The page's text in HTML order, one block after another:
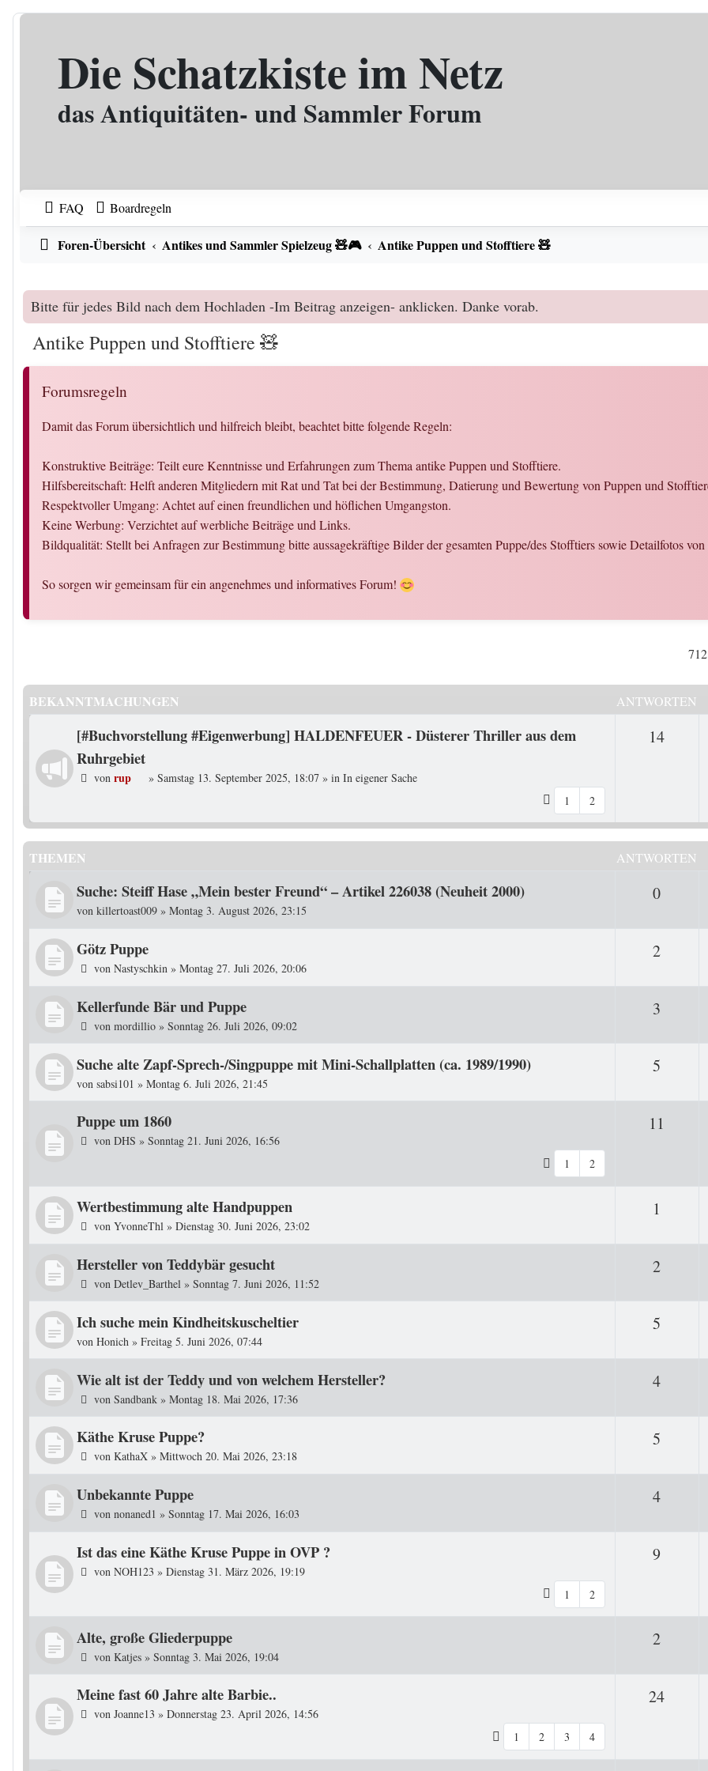
Zum Inhalt
Die Schatzkiste im Netz
das Antiquitäten- und Sammler Forum
FAQ Boardregeln
Foren-Übersicht Antikes und Sammler Spielzeug 🧸🎮 Antike Puppen und Stofftiere 🧸
Bitte für jedes Bild nach dem Hochladen -Im Beitrag anzeigen- anklicken. Danke vorab.
Antike Puppen und Stofftiere 🧸
Forumsregeln
Damit das Forum übersichtlich und hilfreich bleibt, beachtet bitte folgende Regeln:
Konstruktive Beiträge: Teilt eure Kenntnisse und Erfahrungen zum Thema antike Puppen und Stofftiere.
Hilfsbereitschaft: Helft anderen Mitgliedern mit Rat und Tat bei der Bestimmung, Datierung und Bewertung von Puppen und
Respektvoller Umgang: Achtet auf einen freundlichen und höflichen Umgangston.
Keine Werbung: Verzichtet auf werbliche Beiträge und Links.
Bildqualität: Stellt bei Anfragen zur Bestimmung bitte aussagekräftige Bilder der gesamten Puppe/des Stofftiers sowie Detailfotos
So sorgen wir gemeinsam für ein angenehmes und informatives Forum!
BEKANNTMACHUNGEN ANTWORTEN
[#Buchvorstellung #Eigenwerbung] HALDENFEUER - Düsterer Thriller aus dem
Ruhrgebiet
von rup » Samstag 13. September 2025, 18:07 » in In eigener Sache
1
2
14
THEMEN ANTWORTEN
Suche: Steiff Hase „Mein bester Freund“ – Artikel 226038 (Neuheit 2000)
von killertoast009 » Montag 3. August 2026, 23:15
0
Götz Puppe
von Nastyschkin » Montag 27. Juli 2026, 20:06
2
Kellerfunde Bär und Puppe
von mordillio » Sonntag 26. Juli 2026, 09:02
3
Suche alte Zapf-Sprech-/Singpuppe mit Mini-Schallplatten (ca. 1989/1990)
von sabsi101 » Montag 6. Juli 2026, 21:45
5
Puppe um 1860
von DHS » Sonntag 21. Juni 2026, 16:56
1
2
11
Wertbestimmung alte Handpuppen
von YvonneThl » Dienstag 30. Juni 2026, 23:02
1
Hersteller von Teddybär gesucht
von Detlev_Barthel » Sonntag 7. Juni 2026, 11:52
2
Ich suche mein Kindheitskuscheltier
von Honich » Freitag 5. Juni 2026, 07:44
5
Wie alt ist der Teddy und von welchem Hersteller?
von Sandbank » Montag 18. Mai 2026, 17:36
4
Käthe Kruse Puppe?
von KathaX » Mittwoch 20. Mai 2026, 23:18
5
Unbekannte Puppe
von nonaned1 » Sonntag 17. Mai 2026, 16:03
4
Ist das eine Käthe Kruse Puppe in OVP ?
von NOH123 » Dienstag 31. März 2026, 19:19
1
2
9
Alte, große Gliederpuppe
von Katjes » Sonntag 3. Mai 2026, 19:04
2
Meine fast 60 Jahre alte Barbie..
von Joanne13 » Donnerstag 23. April 2026, 14:56
1
2 3 4
24